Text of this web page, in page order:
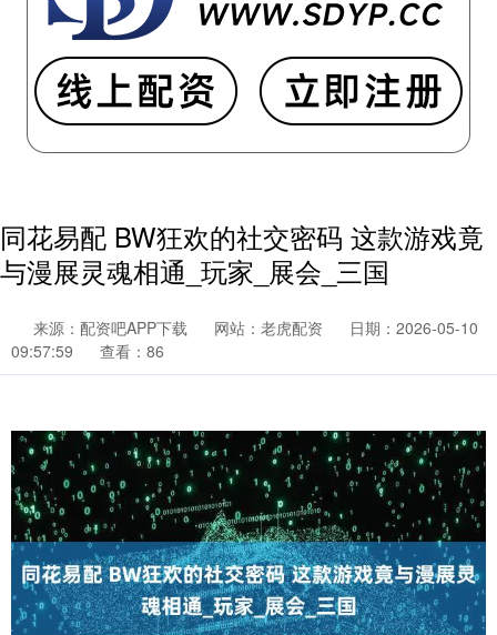
同花易配 BW狂欢的社交密码 这款游戏竟
与漫展灵魂相通_玩家_展会_三国
来源：配资吧APP下载 网站：老虎配资
日期：2026-05-10
09:57:59
查看：86